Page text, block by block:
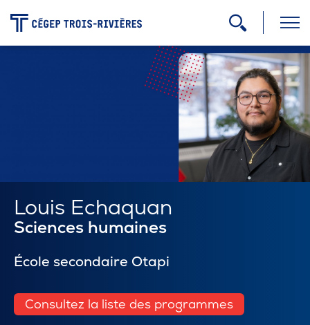
Zone étudiante
Formation continue
Carrière
Louis Echaquan
Sciences humaines
École secondaire Otapi
Consultez la liste des programmes